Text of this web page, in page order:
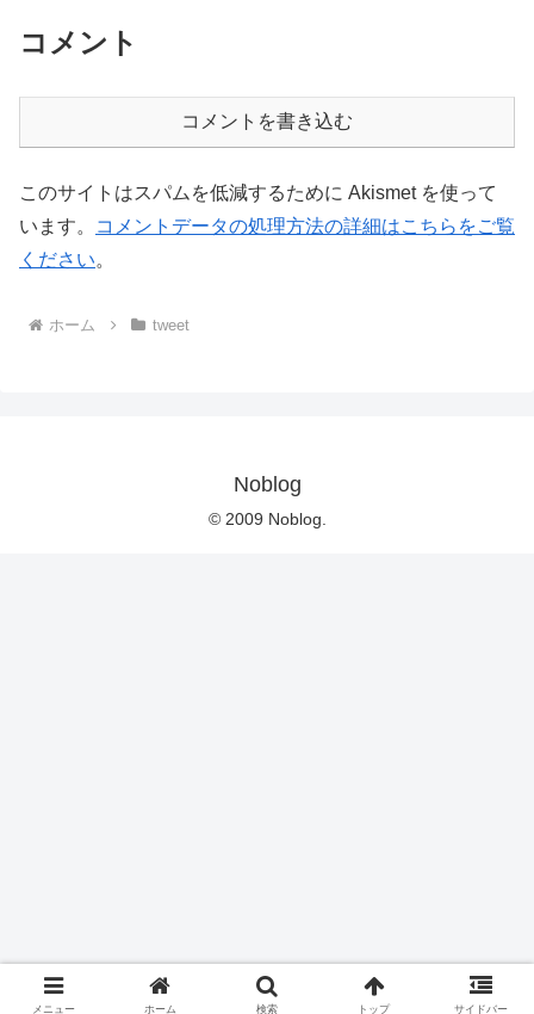
コメント
コメントを書き込む
このサイトはスパムを低減するために Akismet を使って
います。
コメントデータの処理方法の詳細はこちらをご覧
ください。
ホーム tweet
Noblog
© 2009 Noblog.
メニュー ホーム 検索 トップ サイドバー